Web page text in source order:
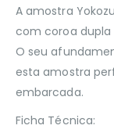
A amostra
com coroa dupla
O seu
esta amostra
embarcada.
Ficha Técnica: